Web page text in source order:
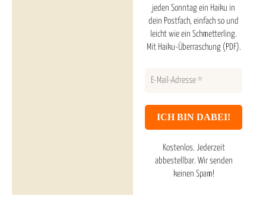
jeden Sonntag ein Haiku in
dein Postfach, einfach so und
leicht wie ein Schmetterling.
Mit Haiku-Überraschung (PDF).
Kostenlos. Jederzeit
abbestellbar. Wir senden
keinen Spam!
Haiku Überraschung (PDF) und Newsletter